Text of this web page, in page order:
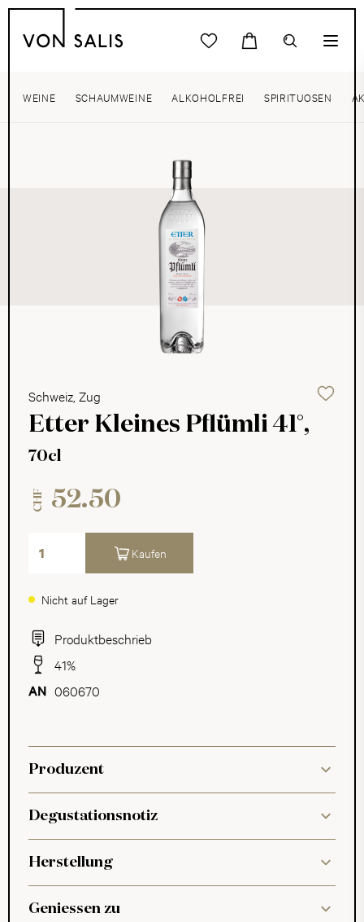
WEINE SCHAUMWEINE ALKOHOLFREI SPIRITUOSEN
Schweiz, Zug
Etter Kleines Pflümli 41°,
70cl
Produktbeschrieb
41%
060670
Nicht auf Lager
CHF 52.50
Kaufen
Produzent
Degustationsnotiz
Herstellung
Geniessen zu